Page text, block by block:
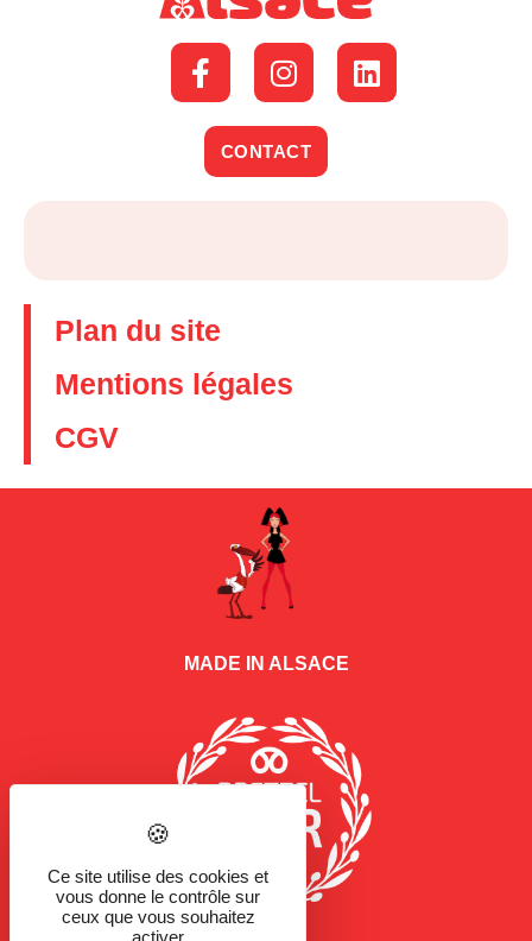
CONTACT
Plan du site
Mentions légales
CGV
MADE IN ALSACE
Ce site utilise des cookies et
vous donne le contrôle sur
ceux que vous souhaitez
activer